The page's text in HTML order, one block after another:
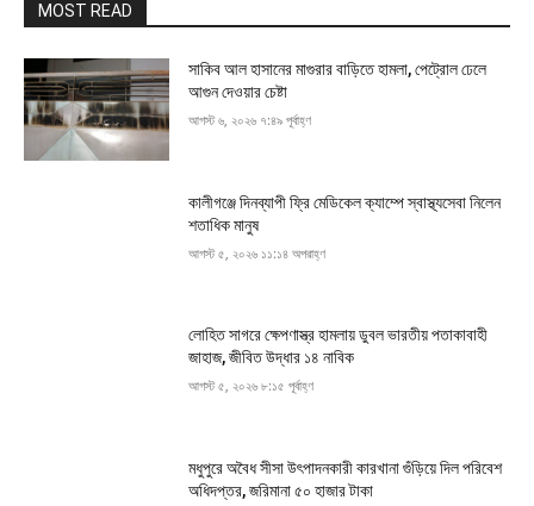
MOST READ
সাকিব আল হাসানের মাগুরার বাড়িতে হামলা, পেট্রোল ঢেলে
আগুন দেওয়ার চেষ্টা
আগস্ট ৬, ২০২৬ ৭:৪৯ পূর্বাহ্ণ
কালীগঞ্জে দিনব্যাপী ফ্রি মেডিকেল ক্যাম্পে স্বাস্থ্যসেবা নিলেন
শতাধিক মানুষ
আগস্ট ৫, ২০২৬ ১১:১৪ অপরাহ্ণ
লোহিত সাগরে ক্ষেপণাস্ত্র হামলায় ডুবল ভারতীয় পতাকাবাহী
জাহাজ, জীবিত উদ্ধার ১৪ নাবিক
আগস্ট ৫, ২০২৬ ৮:১৫ পূর্বাহ্ণ
মধুপুরে অবৈধ সীসা উৎপাদনকারী কারখানা গুঁড়িয়ে দিল পরিবেশ
অধিদপ্তর, জরিমানা ৫০ হাজার টাকা